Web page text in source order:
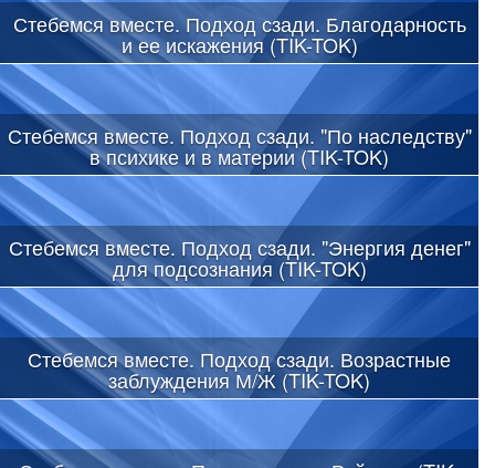
Стебемся вместе. Подход сзади. Благодарность
и ее искажения (TIK-TOK)
Стебемся вместе. Подход сзади. "По наследству"
в психике и в материи (TIK-TOK)
Стебемся вместе. Подход сзади. "Энергия денег"
для подсознания (TIK-TOK)
Стебемся вместе. Подход сзади. Возрастные
заблуждения М/Ж (TIK-TOK)